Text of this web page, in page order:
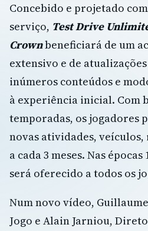
Concebido e projetado
serviço, Test Drive
Crownbeneficiará de um
extensivo e de
inúmeros conteúdos e
à experiência inicial. Com
temporadas, os jogadores
novas atividades, veículos,
a cada 3 meses. Nas épocas
será oferecido a todos os
Num novo vídeo,
Jogo e Alain Jarniou,